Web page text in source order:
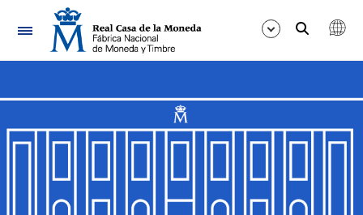
Nabigazioa
Erakutsi/Ezkutatu
Erakutsi/Ezkutatu